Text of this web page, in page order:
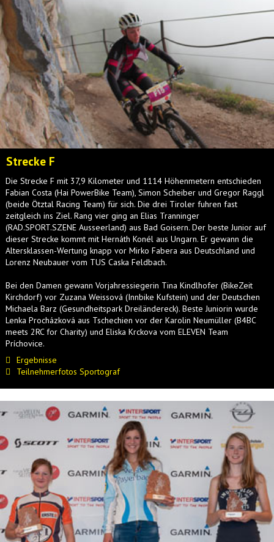
Strecke F
Die Strecke F mit 37,9 Kilometer und 1114 Höhenmetern entschieden
Fabian Costa (Hai PowerBike Team), Simon Scheiber und Gregor Raggl
(beide Ötztal Racing Team) für sich. Die drei Tiroler fuhren fast
zeitgleich ins Ziel. Rang vier ging an Elias Tranninger
(RAD.SPORT.SZENE Ausseerland) aus Bad Goisern. Der beste Junior auf
dieser Strecke kommt mit Hernáth Konél aus Ungarn. Er gewann die
Altersklassen-Wertung knapp vor Mirko Fabera aus Deutschland und
Lorenz Neubauer vom TUS Caska Feldbach.
Bei den Damen gewann Vorjahressiegerin Tina Kindlhofer (BikeZeit
Kirchdorf) vor Zuzana Weissová (Innbike Kufstein) und der Deutschen
Michaela Barz (Gesundheitspark Dreiländereck). Beste Juniorin wurde
Lenka Procházková aus Tschechien vor der Karolin Neumüller (B4BC
meets 2RC for Charity) und Eliska Krckova vom ELEVEN Team
Príchovice.
Ergebnisse
Teilnehmerfotos Sportograf